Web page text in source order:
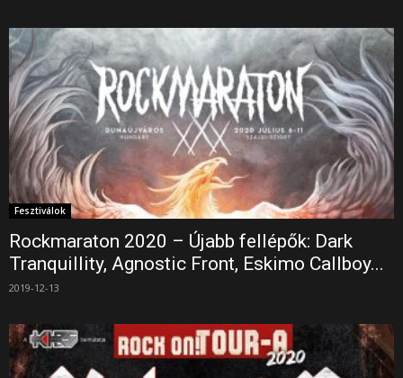
Fesztiválok
Rockmaraton 2020 – Újabb fellépők: Dark
Tranquillity, Agnostic Front, Eskimo Callboy...
2019-12-13